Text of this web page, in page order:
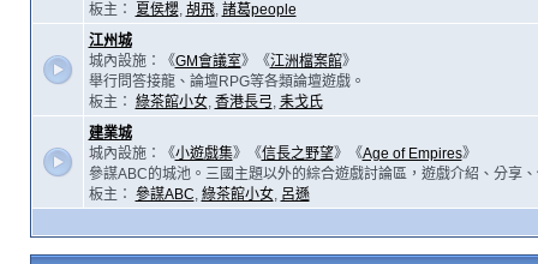
板主：
夏侯櫻, 胡飛, 諸葛people
江州城
城內設施：《GM會議室》《江洲檔案館》
舉行問答接龍、論壇RPG等各類論壇遊戲。
板主： 綠茶館小女, 香港長弓, 耒戈氏
建業城
城內設施：《小遊戲集》《信長之野望》《Age of Empires》
參謀ABC的城池。三國主題以外的綜合遊戲討論區，遊戲介紹、分享
板主： 參謀ABC, 綠茶館小女, 呂遜